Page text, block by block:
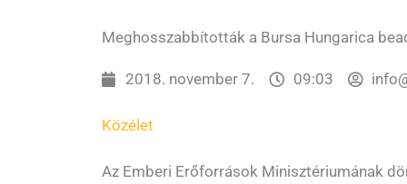
Meghosszabbították a Bursa Hungarica
2018. november 7. 09:03
Közélet
Az Emberi Erőforrások Minisztériumának